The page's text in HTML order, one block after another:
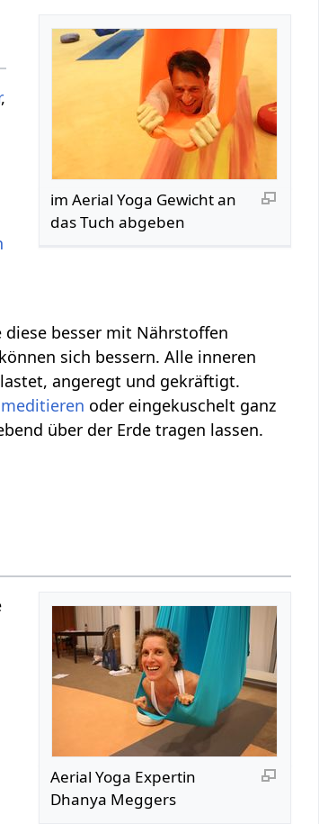
im Aerial Yoga Gewicht an
das Tuch abgeben
,
diese besser mit Nährstoffen
können sich bessern. Alle inneren
angeregt und gekräftigt.
meditieren oder eingekuschelt ganz
über der Erde tragen lassen.
Aerial Yoga Expertin
Dhanya Meggers